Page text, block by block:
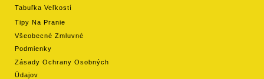
Tabuľka Veľkostí
Tipy Na Pranie
Všeobecné Zmluvné
Podmienky
Zásady Ochrany Osobných
Údajov